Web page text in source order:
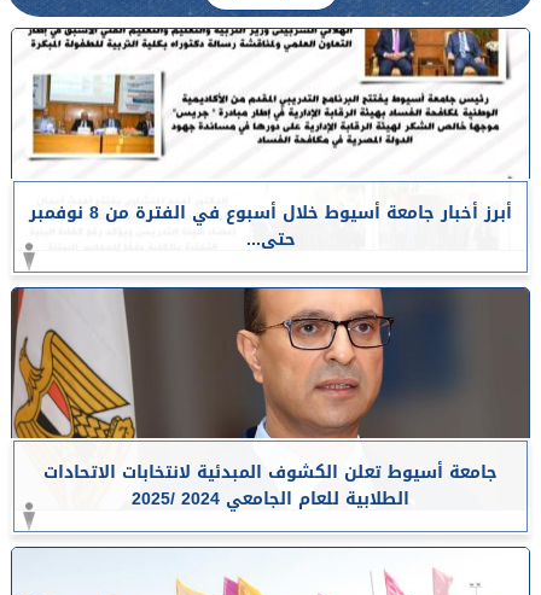
أبرز أخبار جامعة أسيوط خلال أسبوع في الفترة من 8 نوفمبر
حتى...
جامعة أسيوط تعلن الكشوف المبدئية لانتخابات الاتحادات
الطلابية للعام الجامعي 2024 /2025